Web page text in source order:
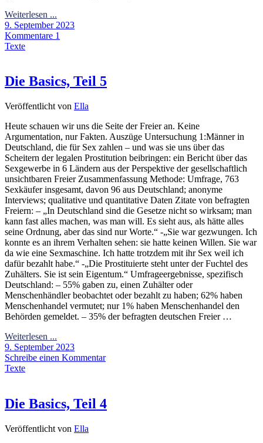
Weiterlesen ...
9. September 2023
Kommentare 1
Texte
Die Basics, Teil 5
Veröffentlicht von Ella
Heute schauen wir uns die Seite der Freier an. Keine
Argumentation, nur Fakten. Auszüge Untersuchung 1:Männer in
Deutschland, die für Sex zahlen – und was sie uns über das
Scheitern der legalen Prostitution beibringen: ein Bericht über das
Sexgewerbe in 6 Ländern aus der Perspektive der gesellschaftlich
unsichtbaren Freier Zusammenfassung Methode: Umfrage, 763
Sexkäufer insgesamt, davon 96 aus Deutschland; anonyme
Interviews; qualitative und quantitative Daten Zitate von befragten
Freiern: – „In Deutschland sind die Gesetze nicht so wirksam; man
kann fast alles machen, was man will. Es sieht aus, als hätte alles
seine Ordnung, aber das sind nur Worte.“ -„Sie war gezwungen. Ich
konnte es an ihrem Verhalten sehen: sie hatte keinen Willen. Sie war
da wie eine Sexmaschine. Ich hatte trotzdem mit ihr Sex weil ich
dafür bezahlt habe.“ -„Die Prostituierte steht unter der Fuchtel des
Zuhälters. Sie ist sein Eigentum.“ Umfrageergebnisse, spezifisch
Deutschland: – 55% gaben zu, einen Zuhälter oder
Menschenhändler beobachtet oder bezahlt zu haben; 62% haben
Menschenhandel vermutet; nur 1% haben Menschenhandel den
Behörden gemeldet. – 35% der befragten deutschen Freier …
Weiterlesen ...
9. September 2023
Schreibe einen Kommentar
Texte
Die Basics, Teil 4
Veröffentlicht von Ella